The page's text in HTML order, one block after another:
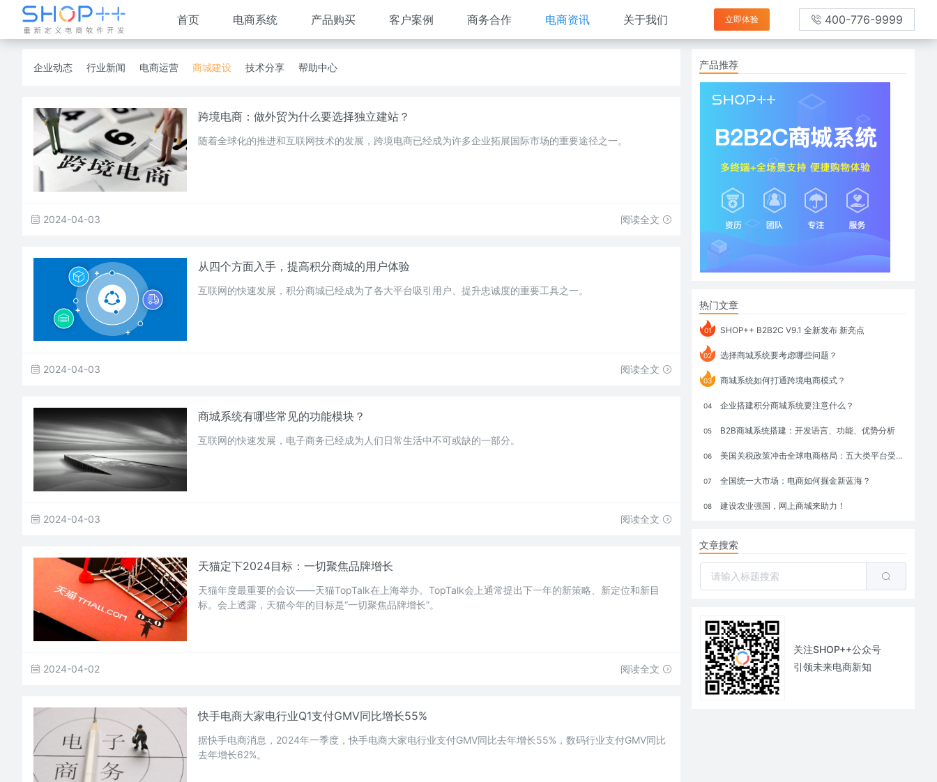
首页 电商系统 产品购买 客户案例 商务合作 电商资讯 关于我们 立即体验 400-776-9999
企业动态 行业新闻 电商运营 商城建设 技术分享 帮助中心
跨境电商：做外贸为什么要选择独立建站？
随着全球化的推进和互联网技术的发展，跨境电商已经成为许多企业拓展国际市场的重要途径之一。
2024-04-03 阅读全文
从四个方面入手，提高积分商城的用户体验
互联网的快速发展，积分商城已经成为了各大平台吸引用户、提升忠诚度的重要工具之一。
2024-04-03 阅读全文
商城系统有哪些常见的功能模块？
互联网的快速发展，电子商务已经成为人们日常生活中不可或缺的一部分。
2024-04-03 阅读全文
天猫定下2024目标：一切聚焦品牌增长
天猫年度最重要的会议——天猫TopTalk在上海举办。TopTalk会上通常提出下一年的新策略、新定位和新目
标。会上透露，天猫今年的目标是“一切聚焦品牌增长”。
2024-04-02 阅读全文
快手电商大家电行业Q1支付GMV同比增长55%
据快手电商消息，2024年一季度，快手电商大家电行业支付GMV同比去年增长55%，数码行业支付GMV同比
去年增长62%。
产品推荐
热门文章
01 SHOP++ B2B2C V9.1 全新发布 新亮点
02 选择商城系统要考虑哪些问题？
03 商城系统如何打通跨境电商模式？
04 企业搭建积分商城系统要注意什么？
05 B2B商城系统搭建：开发语言、功能、优势分析
06 美国关税政策冲击全球电商格局：五大类平台受重创，转型与自救成关键
07 全国统一大市场：电商如何掘金新蓝海？
08 建设农业强国，网上商城来助力！
文章搜索
关注SHOP++公众号
引领未来电商新知